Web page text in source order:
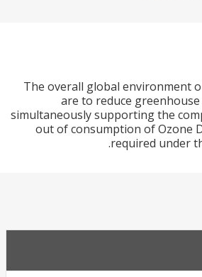
The overall global
are to reduce
simultaneously supporting
out of consumption of
required